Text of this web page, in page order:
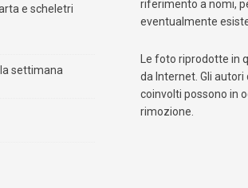
e scheletri
settimana
riferimento a nomi,
eventualmente
Le foto riprodotte in
da Internet. Gli
coinvolti possono in
rimozione.